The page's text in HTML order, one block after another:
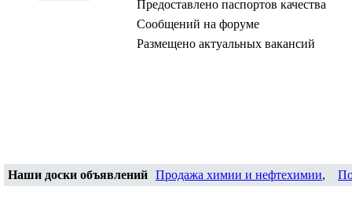
Предоставлено паспортов качества
Сообщений на форуме
Размещено актуальных вакансий
Наши доски объявлений Продажа химии и нефтехимии,